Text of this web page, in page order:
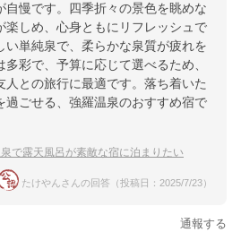
自慢です。四季折々の景色を眺めな
楽しめ、心身ともにリフレッシュで
い単純泉で、柔らかな泉質が疲れを
彩で、予算に応じて選べるため、
人との旅行に最適です。落ち着いた
過ごせる、強羅温泉のおすすめ宿で
で露天風呂が素敵な宿に泊まりたい
たけやんさんの回答（投稿日：2025/7/23）
通報する